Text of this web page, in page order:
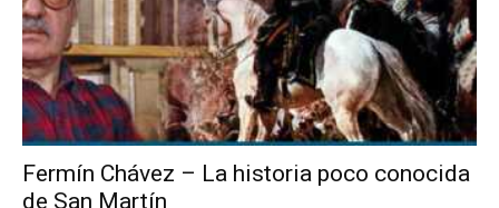
Fermín Chávez – La historia poco conocida
de San Martín